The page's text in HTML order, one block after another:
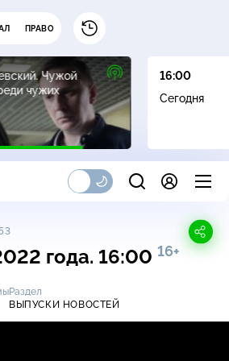
ПРАВО
Чужой
чужих
16+
16:00
Сегодня
года. 16:00 16+
Раздел
ВЫПУСКИ НОВОСТЕЙ